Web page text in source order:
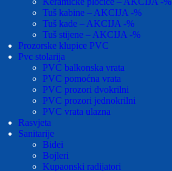
Tuš kabine – AKCIJA -%
Tuš kade – AKCIJA -%
Tuš stijene – AKCIJA -%
Prozorske klupice PVC
Pvc stolarija
PVC balkonska vrata
PVC pomoćna vrata
PVC prozori dvokrilni
PVC prozori jednokrilni
PVC vrata ulazna
Rasvjeta
Sanitarije
Bidei
Bojleri
Kupaonski radijatori